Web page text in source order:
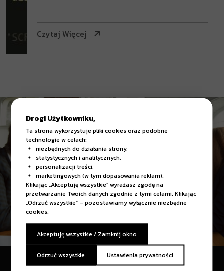
Czytaj Więcej
Drogi Użytkowniku,
Ta strona wykorzystuje pliki cookies oraz podobne
technologie w celach:
niezbędnych do działania strony,
statystycznych i analitycznych,
personalizacji treści,
marketingowych (w tym dopasowania reklam).
Klikając „Akceptuję wszystkie” wyrażasz zgodę na
przetwarzanie Twoich danych zgodnie z tymi celami. Klikając
„Odrzuć wszystkie” – pozostawiamy wyłącznie niezbędne
cookies.
Akceptuję wszystkie / Zamknij okno
Odrzuć wszystkie Ustawienia prywatności